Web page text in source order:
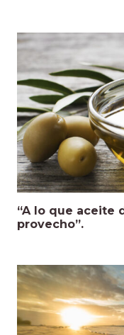
“A lo que aceite
provecho”.